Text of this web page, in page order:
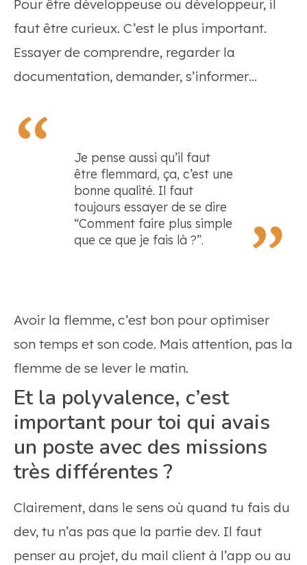
Pour être développeuse ou développeur, il
faut être curieux. C’est le plus important.
Essayer de comprendre, regarder la
documentation, demander, s’informer…
Je pense aussi qu’il faut
être flemmard, ça, c’est une
bonne qualité. Il faut
toujours essayer de se dire
“Comment faire plus simple
que ce que je fais là ?”.
Avoir la flemme, c’est bon pour optimiser
son temps et son code. Mais attention, pas la
flemme de se lever le matin.
Et la polyvalence, c’est
important pour toi qui avais
un poste avec des missions
très différentes ?
Clairement, dans le sens où quand tu fais du
dev, tu n’as pas que la partie dev. Il faut
penser au projet, du mail client à l’app ou au